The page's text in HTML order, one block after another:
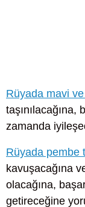
Rüyada mavi
taşınılacağına,
zamanda
Rüyada pembe
kavuşacağına
olacağına,
getireceğine